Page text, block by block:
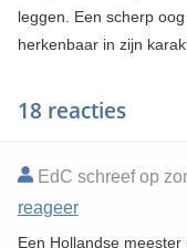
leggen. Een scherp
herkenbaar in zijn
18 reacties
EdC schreef op
reageer
Een Hollandse